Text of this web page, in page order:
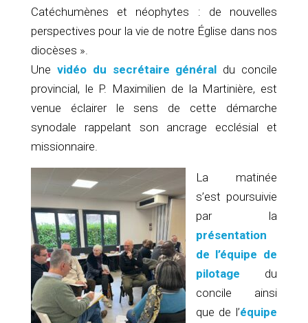
Catéchumènes et néophytes : de nouvelles
perspectives pour la vie de notre Église dans nos
diocèses ».
Une vidéo du secrétaire général du concile
provincial, le P. Maximilien de la Martinière, est
venue éclairer le sens de cette démarche
synodale rappelant son ancrage ecclésial et
missionnaire.
La matinée
s’est poursuivie
par la
présentation
de l’équipe de
pilotage du
concile ainsi
que de l’équipe